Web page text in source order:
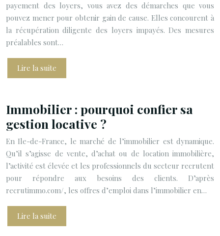
payement des loyers, vous avez des démarches que vous
pouvez mener pour obtenir gain de cause. Elles concourent à
la récupération diligente des loyers impayés. Des mesures
préalables sont…
Lire la suite
Immobilier : pourquoi confier sa
gestion locative ?
En Ile-de-France, le marché de l’immobilier est dynamique.
Qu’il s’agisse de vente, d’achat ou de location immobilière,
l’activité est élevée et les professionnels du secteur recrutent
pour répondre aux besoins des clients. D’après
recrutimmo.com/, les offres d’emploi dans l’immobilier en…
Lire la suite